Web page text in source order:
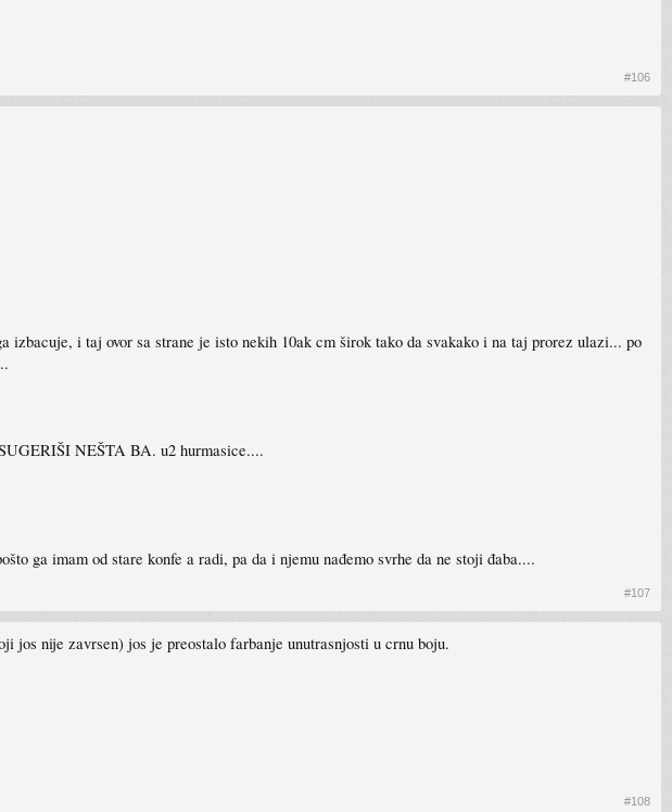
#106
i taj ovor sa strane je isto nekih 10ak cm širok tako da svakako i na taj prorez ulazi... po
NEŠTA BA. u2 hurmasice....
ga imam od stare konfe a radi, pa da i njemu nađemo svrhe da ne stoji đaba....
#107
jos nije zavrsen) jos je preostalo farbanje unutrasnjosti u crnu boju.
#108